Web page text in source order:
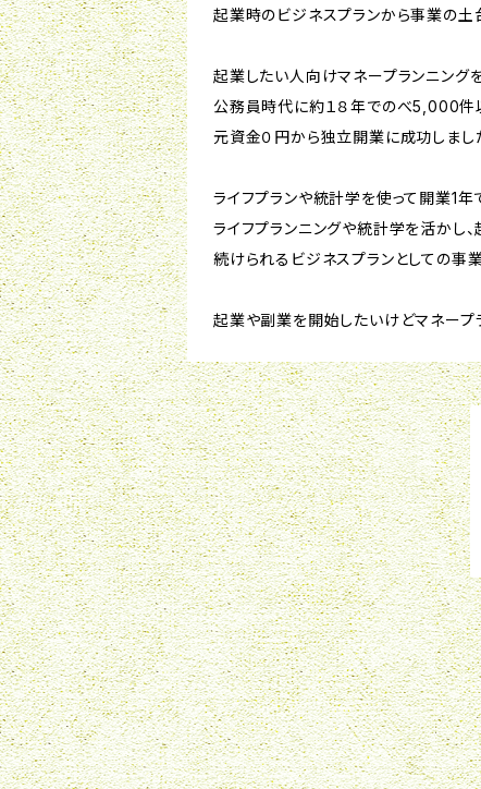
起業時のビジネスプランから事業の土
起業したい人向けマネープランニング
公務員時代に約１８年でのべ5,000件
元資金０円から独立開業に成功しまし
ライフプランや統計学を使って開業1
ライフプランニングや統計学を活かし
続けられるビジネスプランとしての事
起業や副業を開始したいけどマネープ